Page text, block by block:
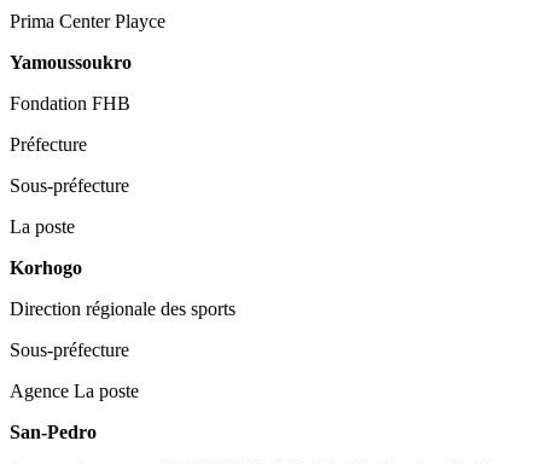
Prima Center Playce
Yamoussoukro
Fondation FHB
Préfecture
Sous-préfecture
La poste
Korhogo
Direction régionale des sports
Sous-préfecture
Agence La poste
San-Pedro